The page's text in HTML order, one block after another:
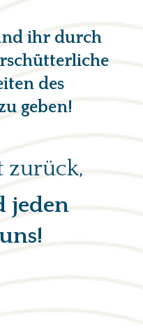
ihr durch
des
geben!
zurück,
jeden